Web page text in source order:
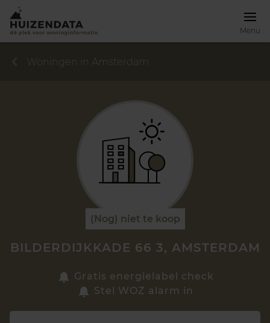
Menu
Zoek een woning
Woningen in Amsterdam
(Nog) niet te koop
BILDERDIJKKADE 66 3, AMSTERDAM
Gratis energielabel check
Stel WOZ alarm in